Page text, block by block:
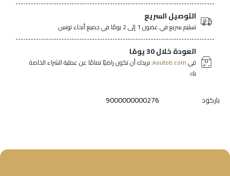
التوصيل السريع
تسليم سريع في غضون 1 إلى 2 يومًا في جميع أنحاء تونس.
العودة خلال 30 يومًا
فيkoutob.com، نريدك أن تكون راضيًا تمامًا عن عملية الشراء الخاصة
بك
باركود 9000000000276